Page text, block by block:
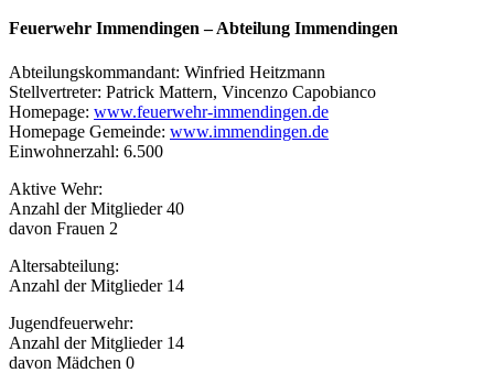
Feuerwehr Immendingen–Abteilung Immendingen
Abteilungskommandant: Winfried Heitzmann
Stellvertreter: Patrick Mattern, Vincenzo Capobianco
Homepage: www.feuerwehr-immendingen.de
Homepage Gemeinde: www.immendingen.de
Einwohnerzahl: 6.500
Aktive Wehr:
Anzahl der Mitglieder 40
davon Frauen 2
Altersabteilung:
Anzahl der Mitglieder 14
Jugendfeuerwehr:
Anzahl der Mitglieder 14
davon Mädchen 0